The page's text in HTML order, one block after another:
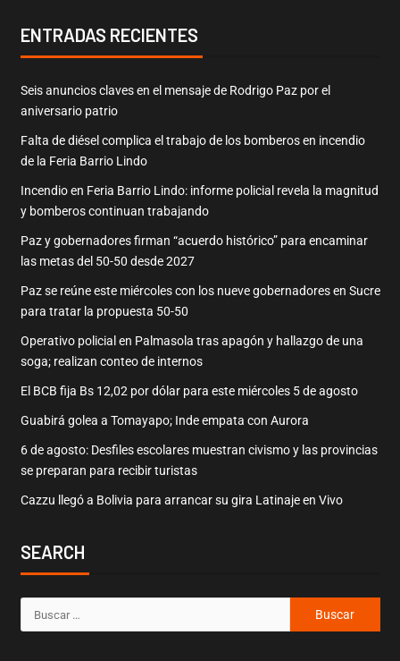
ENTRADAS RECIENTES
Seis anuncios claves en el mensaje de Rodrigo Paz por el
aniversario patrio
Falta de diésel complica el trabajo de los bomberos en incendio
de la Feria Barrio Lindo
Incendio en Feria Barrio Lindo: informe policial revela la magnitud
y bomberos continuan trabajando
Paz y gobernadores firman “acuerdo histórico” para encaminar
las metas del 50-50 desde 2027
Paz se reúne este miércoles con los nueve gobernadores en Sucre
para tratar la propuesta 50-50
Operativo policial en Palmasola tras apagón y hallazgo de una
soga; realizan conteo de internos
El BCB fija Bs 12,02 por dólar para este miércoles 5 de agosto
Guabirá golea a Tomayapo; Inde empata con Aurora
6 de agosto: Desfiles escolares muestran civismo y las provincias
se preparan para recibir turistas
Cazzu llegó a Bolivia para arrancar su gira Latinaje en Vivo
SEARCH